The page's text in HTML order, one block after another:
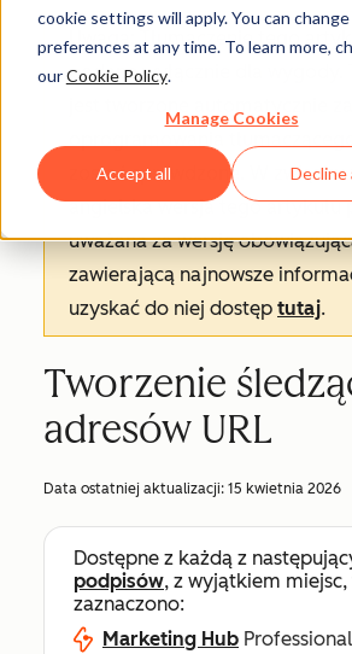
cookie settings will apply. You can
preferences at any time. To learn more,
ourCookie Policy.
Manage Cookies
Accept all Decline
Uwaga: Tłumaczenie tego
podane wyłącznie dla wygody.
zostać sprawdzone. W związku
angielska wersja tego artykułu
uważana za wersję
zawierającą najnowsze
uzyskać do niej dostęp tutaj.
Tworzenie
adresów URL
Data ostatniej aktualizacji: 15 kwietnia 2026
Dostępne z każdą z
podpisów, z wyjątkiem
zaznaczono:
Marketing Hub